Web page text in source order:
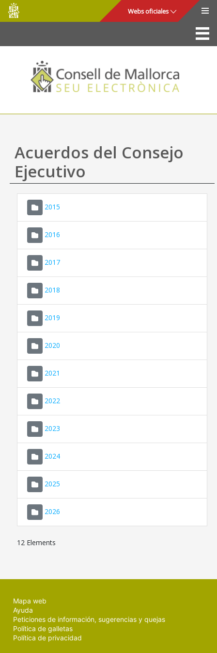
Saltar al contenido principal
Consell
de
Mallorca
Webs oficiales
La Sede
Consejo de Mallorca
Acceso y seguridad
Utilidades
Mapa web
Ayuda
Acuerdos del Consejo
Ejecutivo
2015
2016
2017
2018
2019
2020
2021
2022
2023
2024
2025
2026
12 Elements
Mapa web
Ayuda
Peticiones de información, sugerencias y quejas
Política de galletas
Política de privacidad